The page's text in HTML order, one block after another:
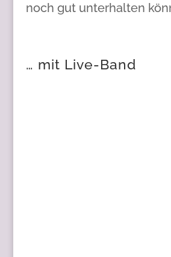
noch gut unterhalten
… mit Live-Band